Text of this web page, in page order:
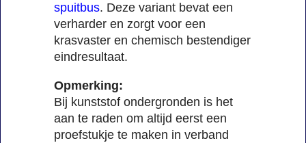
spuitbus. Deze variant bevat een
verharder en zorgt voor een
krasvaster en chemisch bestendiger
eindresultaat.
Opmerking:
Bij kunststof ondergronden is het
aan te raden om altijd eerst een
proefstukje te maken in verband